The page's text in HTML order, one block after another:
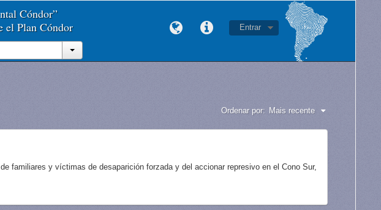
Cóndor”
el Plan Cóndor
Entrar
Ordenar por: Mais recente
familiares y víctimas de desaparición forzada y del accionar represivo en el Cono Sur,